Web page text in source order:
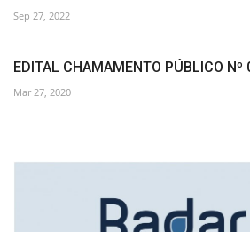
Sep 27, 2022
EDITAL CHAMAMENTO PÚBLICO
Mar 27, 2020